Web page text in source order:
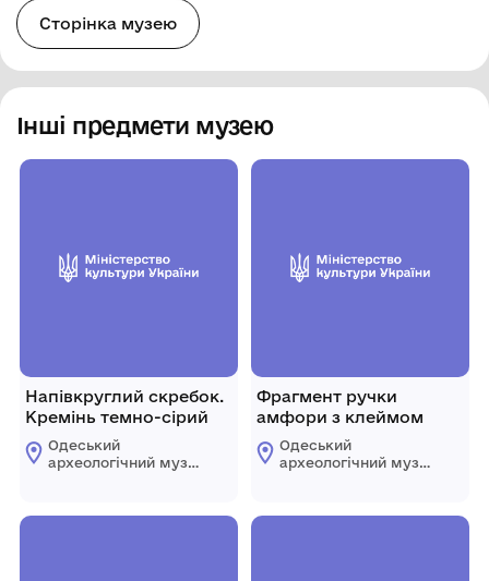
Сторінка музею
Інші предмети музею
Напівкруглий скребок.
Кремінь темно-сірий
Одеський
археологічний музей
України
Фрагмент ручки
амфори з клеймом
Одеський
археологічний музей
України